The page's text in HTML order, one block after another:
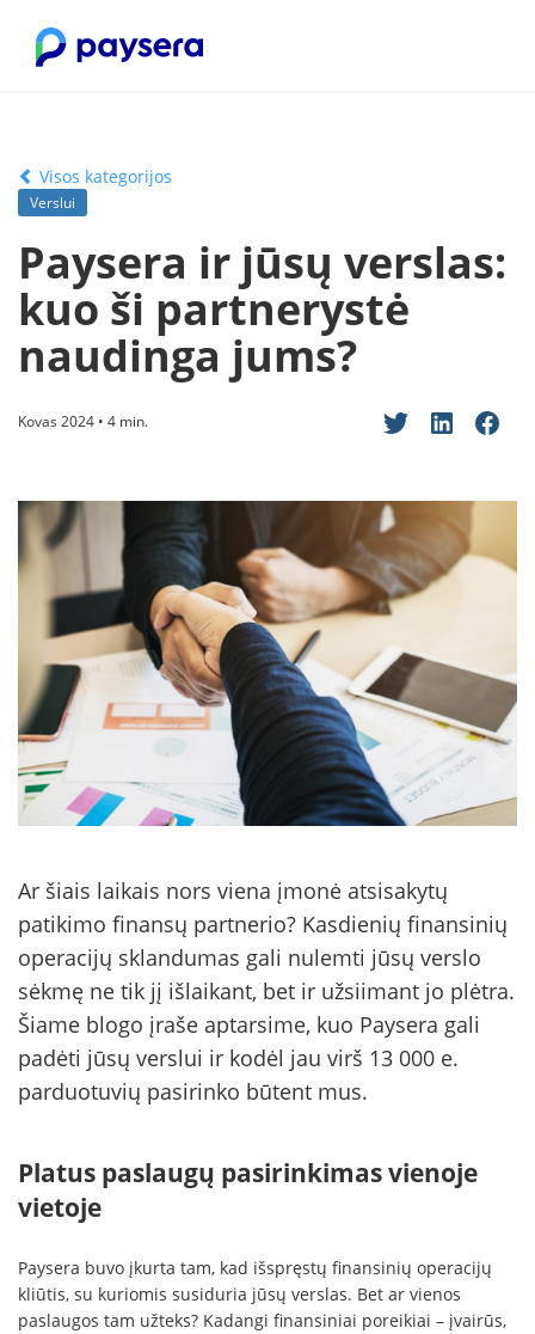
Visos kategorijos
Verslui
Paysera ir jūsų verslas:
kuo ši partnerystė
naudinga jums?
Kovas 2024 • 4 min.
Ar šiais laikais nors viena įmonė atsisakytų
patikimo finansų partnerio? Kasdienių finansinių
operacijų sklandumas gali nulemti jūsų verslo
sėkmę ne tik jį išlaikant, bet ir užsiimant jo plėtra.
Šiame blogo įraše aptarsime, kuo Paysera gali
padėti jūsų verslui ir kodėl jau virš 13 000 e.
parduotuvių pasirinko būtent mus.
Platus paslaugų pasirinkimas vienoje
vietoje
Paysera buvo įkurta tam, kad išspręstų finansinių operacijų
kliūtis, su kuriomis susiduria jūsų verslas. Bet ar vienos
paslaugos tam užteks? Kadangi finansiniai poreikiai – įvairūs,